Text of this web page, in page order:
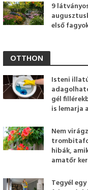
9
első
OTTHON
Isteni
gél
is lemarja
Nem
hibák,
amatőr
Tegyél